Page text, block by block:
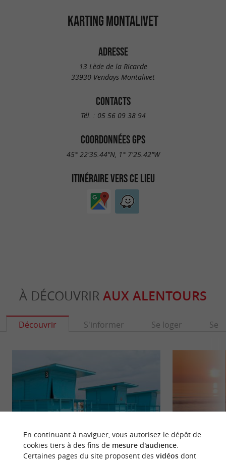
KARTING MONTALIVET
ADRESSE
13 Lède de la Ricarde
33930 Vendays-Montalivet
CONTACTS
Tél. : 05 56 09 38 94
COORDONNÉES GPS
45° 22'35.44"N, 1° 7'25.42"W
ITINÉRAIRE VERS CE LIEU
À DÉCOUVRIR AUX ALENTOURS
Découvrir S'informer Se loger Se
En continuant à naviguer, vous autorisez le dépôt de
cookies tiers à des fins de mesure d'audience.
Certaines pages du site proposent des vidéosdont